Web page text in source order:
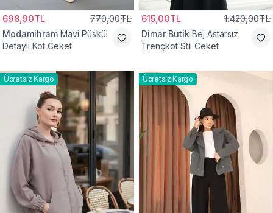
698,90TL 770,00TL
Modamihram Mavi Püskül
Detaylı Kot Ceket
615,00TL 1.420,00TL
Dimar Butik Bej Astarsız
Trençkot Stil Ceket
Ücretsiz Kargo Ücretsiz Kargo